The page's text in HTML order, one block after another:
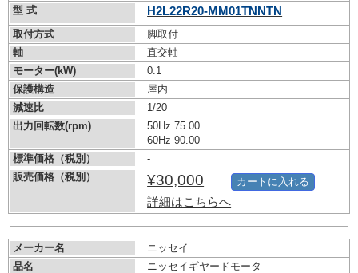
型 式
H2L22R20-MM01TNNTN
取付方式
脚取付
軸
直交軸
モーター(kW)
0.1
保護構造
屋内
減速比
1/20
出力回転数(rpm)
50Hz 75.00
60Hz 90.00
標準価格（税別）
-
販売価格（税別）
¥30,000
詳細はこちらへ
カートに入れる
メーカー名
ニッセイ
品名
ニッセイギヤードモータ